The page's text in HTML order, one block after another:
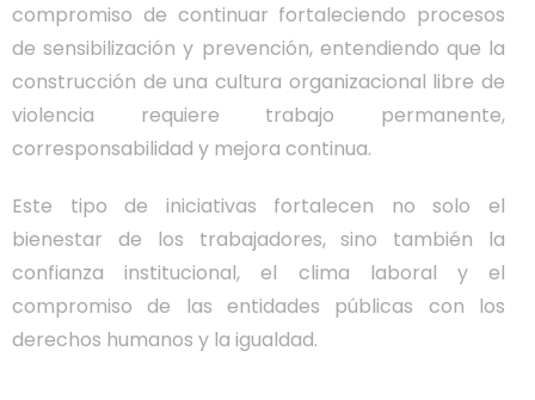
compromiso de continuar fortaleciendo procesos
de sensibilización y prevención, entendiendo que la
construcción de una cultura organizacional libre de
violencia requiere trabajo permanente,
corresponsabilidad y mejora continua.
Este tipo de iniciativas fortalecen no solo el
bienestar de los trabajadores, sino también la
confianza institucional, el clima laboral y el
compromiso de las entidades públicas con los
derechos humanos y la igualdad.